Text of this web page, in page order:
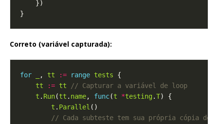
Correto (variável capturada):
for , tt := range tests
tt
:= tt
t . Run(tt . name, func(t *testing.T
t . Parallel